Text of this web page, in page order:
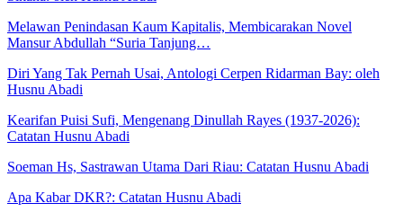
Melawan Penindasan Kaum Kapitalis, Membicarakan Novel
Mansur Abdullah “Suria Tanjung…
Diri Yang Tak Pernah Usai, Antologi Cerpen Ridarman Bay: oleh
Husnu Abadi
Kearifan Puisi Sufi, Mengenang Dinullah Rayes (1937-2026):
Catatan Husnu Abadi
Soeman Hs, Sastrawan Utama Dari Riau: Catatan Husnu Abadi
Apa Kabar DKR?: Catatan Husnu Abadi